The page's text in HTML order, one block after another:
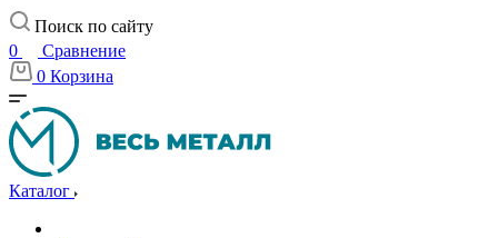
Поиск по сайту
0
Сравнение
0 Корзина
Каталог